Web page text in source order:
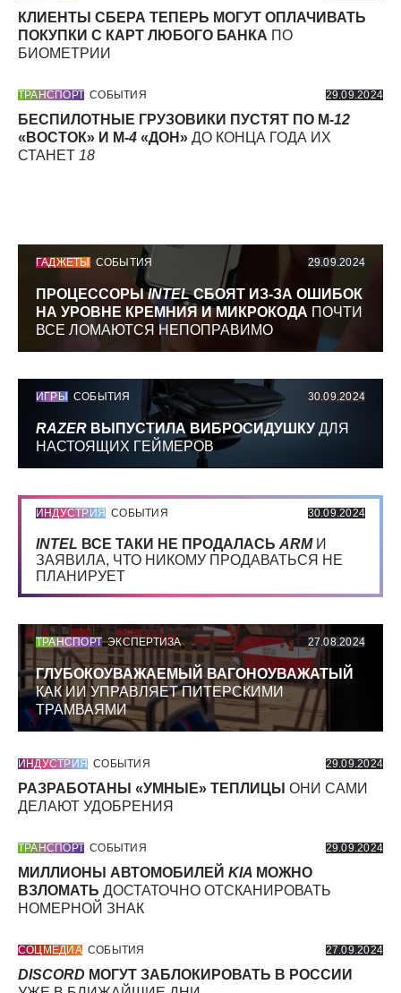
КЛИЕНТЫ СБЕРА ТЕПЕРЬ МОГУТ ОПЛАЧИВАТЬ
ПОКУПКИ С КАРТ ЛЮБОГО БАНКА ПО
БИОМЕТРИИ
ТРАНСПОРТ СОБЫТИЯ 29.09.2024
БЕСПИЛОТНЫЕ ГРУЗОВИКИ ПУСТЯТ ПО М-12
«ВОСТОК» И М-4 «ДОН» ДО КОНЦА ГОДА ИХ
СТАНЕТ 18
ГАДЖЕТЫ СОБЫТИЯ 29.09.2024
ПРОЦЕССОРЫINTELСБОЯТ ИЗ-ЗА ОШИБОК
НА УРОВНЕ КРЕМНИЯ И МИКРОКОДА ПОЧТИ
ВСЕ ЛОМАЮТСЯ НЕПОПРАВИМО
ИГРЫ СОБЫТИЯ 30.09.2024
RAZER ВЫПУСТИЛА ВИБРОСИДУШКУ ДЛЯ
НАСТОЯЩИХ ГЕЙМЕРОВ
ИНДУСТРИЯ СОБЫТИЯ 30.09.2024
INTEL ВСЕ ТАКИ НЕ ПРОДАЛАСЬ ARMИ
ЗАЯВИЛА, ЧТО НИКОМУ ПРОДАВАТЬСЯ НЕ
ПЛАНИРУЕТ
ТРАНСПОРТ ЭКСПЕРТИЗА 27.08.2024
ГЛУБОКОУВАЖАЕМЫЙ ВАГОНОУВАЖАТЫЙ
КАК ИИ УПРАВЛЯЕТ ПИТЕРСКИМИ
ТРАМВАЯМИ
ИНДУСТРИЯ СОБЫТИЯ 29.09.2024
РАЗРАБОТАНЫ «УМНЫЕ» ТЕПЛИЦЫ ОНИ САМИ
ДЕЛАЮТ УДОБРЕНИЯ
ТРАНСПОРТ СОБЫТИЯ 29.09.2024
МИЛЛИОНЫ АВТОМОБИЛЕЙ KIA МОЖНО
ВЗЛОМАТЬ ДОСТАТОЧНО ОТСКАНИРОВАТЬ
НОМЕРНОЙ ЗНАК
СОЦМЕДИА СОБЫТИЯ 27.09.2024
DISCORD МОГУТ ЗАБЛОКИРОВАТЬ В РОССИИ